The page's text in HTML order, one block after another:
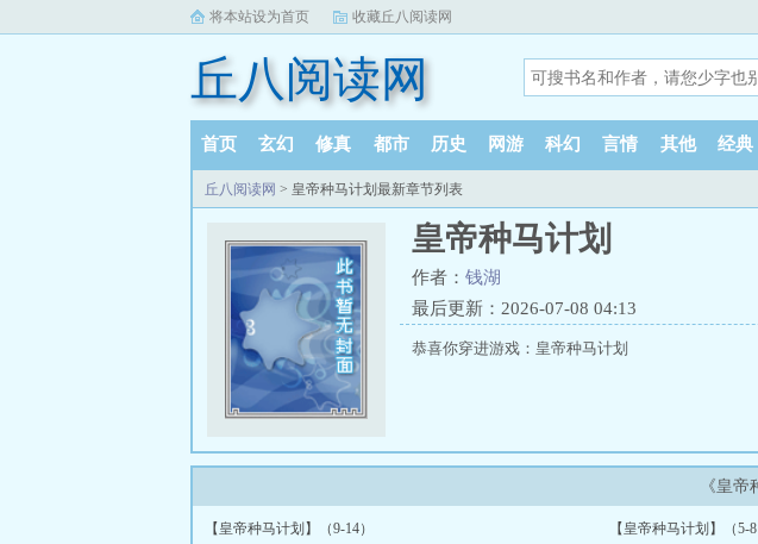
将本站设为首页 收藏丘八阅读网
丘八阅读网
首页 玄幻 修真 都市 历史 网游 科幻 言情 其他 经典
丘八阅读网 > 皇帝种马计划最新章节列表
皇帝种马计划
作者： 钱湖
最后更新：2026-07-08 04:13
恭喜你穿进游戏：皇帝种马计划
《皇
【皇帝种马计划】（9-14） 【皇帝种马计划】（5-8